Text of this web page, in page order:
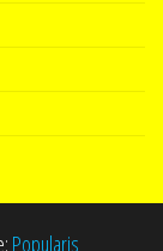
Popularis